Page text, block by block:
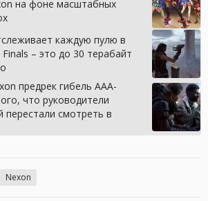
на фоне масштабных
каждую пулю в
Finals – это до 30 терабайт
предрек гибель AAA-
что руководители
перестали смотреть в
Nexon